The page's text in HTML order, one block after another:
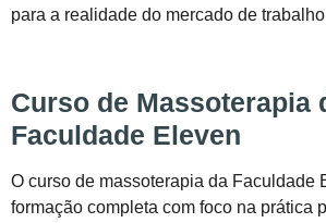
para a realidade do mercado de
Curso de Massoterapia
Faculdade Eleven
O curso de massoterapia da Faculdade
formação completa com foco na prática